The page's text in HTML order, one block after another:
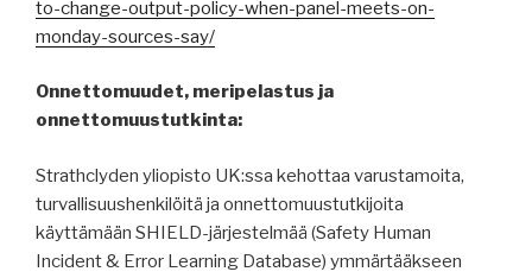
to-change-output-policy-when-panel-meets-on-
monday-sources-say/
Onnettomuudet, meripelastus ja
onnettomuustutkinta:
Strathclyden yliopisto UK:ssa kehottaa varustamoita,
turvallisuushenkilöitä ja onnettomuustutkijoita
käyttämään SHIELD-järjestelmää (Safety Human
Incident & Error Learning Database) ymmärtääkseen